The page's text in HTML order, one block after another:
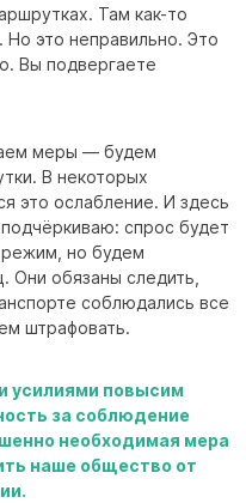
Там как-то
Но это неправильно. Это
Вы подвергаете
меры — будем
В некоторых
это ослабление. И здесь
спрос будет
но будем
Они обязаны следить,
соблюдались все
штрафовать.
усилиями повысим
за соблюдение
необходимая мера
наше общество от